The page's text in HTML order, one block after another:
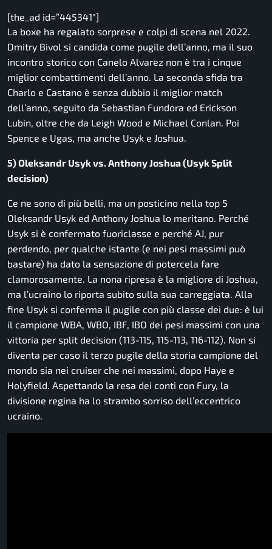
[the_ad id=”445341″]
La boxe ha regalato sorprese e colpi di scena nel 2022.
Dmitry Bivol si candida come pugile dell’anno, ma il suo
incontro storico con Canelo Alvarez non è tra i cinque
miglior combattimenti dell’anno. La seconda sfida tra
Charlo e Castano è senza dubbio il miglior match
dell’anno, seguito da Sebastian Fundora ed Erickson
Lubin, oltre che da Leigh Wood e Michael Conlan. Poi
Spence e Ugas, ma anche Usyk e Joshua.
5) Oleksandr Usyk vs. Anthony Joshua (Usyk Split
decision)
Ce ne sono di più belli, ma un posticino nella top 5
Oleksandr Usyk ed Anthony Joshua lo meritano. Perché
Usyk si è confermato fuoriclasse e perché AJ, pur
perdendo, per qualche istante (e nei pesi massimi può
bastare) ha dato la sensazione di potercela fare
clamorosamente. La nona ripresa è la migliore di Joshua,
ma l’ucraino lo riporta subito sulla sua carreggiata. Alla
fine Usyk si conferma il pugile con più classe dei due: è lui
il campione WBA, WBO, IBF, IBO dei pesi massimi con una
vittoria per split decision (113-115, 115-113, 116-112). Non si
diventa per caso il terzo pugile della storia campione del
mondo sia nei cruiser che nei massimi, dopo Haye e
Holyfield. Aspettando la resa dei conti con Fury, la
divisione regina ha lo strambo sorriso dell’eccentrico
ucraino.